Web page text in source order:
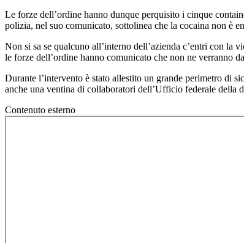
Le forze dell’ordine hanno dunque perquisito i cinque
polizia, nel suo comunicato, sottolinea che la cocaina non è
Non si sa se qualcuno all’interno dell’azienda c’entri con
le forze dell’ordine hanno comunicato che non ne verranno
Durante l’intervento è stato allestito un grande perimetro di
anche una ventina di collaboratori dell’Ufficio federale della
Contenuto esterno